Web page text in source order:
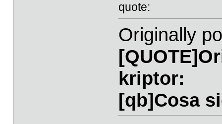
quote:
Originally
kriptor:
[qb]Cosa